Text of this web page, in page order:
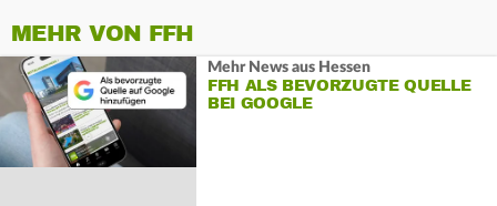
MEHR VON FFH
Mehr News aus Hessen
FFH ALS BEVORZUGTE QUELLE
BEI GOOGLE